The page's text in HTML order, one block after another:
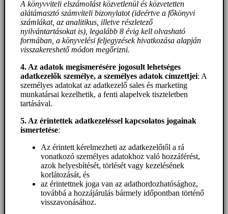
A könyvviteli elszámolást közvetlenül és közvetetten
alátámasztó számviteli bizonylatot (ideértve a főkönyvi
számlákat, az analitikus, illetve részletező
nyilvántartásokat is), legalább 8 évig kell olvasható
formában, a könyvelési feljegyzések hivatkozása alapján
visszakereshető módon megőrizni.
4. Az adatok megismerésére jogosult lehetséges
adatkezelők személye, a személyes adatok címzettjei: A
személyes adatokat az adatkezelő sales és marketing
munkatársai kezelhetik, a fenti alapelvek tiszteletben
tartásával.
5. Az érintettek adatkezeléssel kapcsolatos jogainak
ismertetése:
Az érintett kérelmezheti az adatkezelőtől a rá
vonatkozó személyes adatokhoz való hozzáférést,
azok helyesbítését, törlését vagy kezelésének
korlátozását, és
az érintettnek joga van az adathordozhatósághoz,
továbbá a hozzájárulás bármely időpontban történő
visszavonásához.